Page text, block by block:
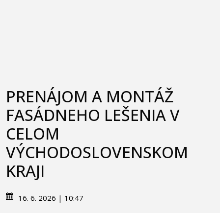
PRENÁJOM A MONTÁŽ
FASÁDNEHO LEŠENIA V
CELOM
VÝCHODOSLOVENSKOM
KRAJI
16. 6. 2026 | 10:47